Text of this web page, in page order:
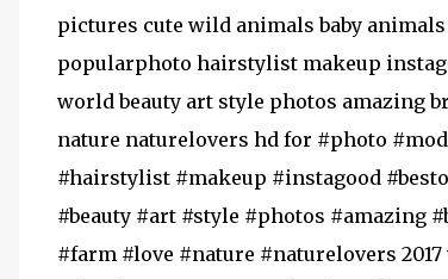
pictures cute wild animals baby
popularphoto hairstylist makeup
world beauty art style photos amazing
nature naturelovers hd for #photo
#hairstylist #makeup #instagood
#beauty #art #style #photos #amazing
#farm #love #nature #naturelovers